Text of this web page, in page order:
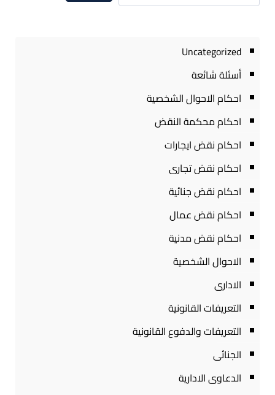
Uncategorized
أسئلة شائعة
احكام الاحوال الشخصية
احكام محكمة النقض
احكام نقض ايجارات
احكام نقض تجارى
احكام نقض جنائية
احكام نقض عمال
احكام نقض مدنية
الاحوال الشخصية
الادارى
التعريفات القانونية
التعريفات والدفوع القانونية
الجنائى
الدعاوى الادارية